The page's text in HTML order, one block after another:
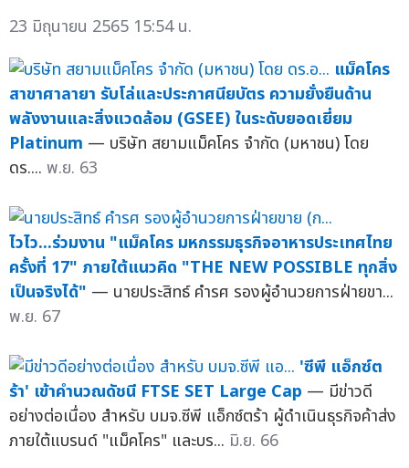
23 มิถุนายน 2565 15:54 น.
แม็คโคร
สาขาศาลายา รับโล่และประกาศนียบัตร ความยั่งยืนด้าน
พลังงานและสิ่งแวดล้อม (GSEE) ในระดับยอดเยี่ยม
Platinum — บริษัท สยามแม็คโคร จำกัด (มหาชน) โดย
ดร.... พ.ย. 63
ไวไว...ร่วมงาน "แม็คโคร มหกรรมธุรกิจอาหารประเทศไทย
ครั้งที่ 17" ภายใต้แนวคิด "THE NEW POSSIBLE ทุกสิ่ง
เป็นจริงได้" — นายประสิทธ์ คำรศ รองผู้อำนวยการฝ่ายขา...
พ.ย. 67
'ซีพี แอ็กซ์ต
ร้า' เข้าคำนวณดัชนี FTSE SET Large Cap — มีข่าวดี
อย่างต่อเนื่อง สำหรับ บมจ.ซีพี แอ็กซ์ตร้า ผู้ดำเนินธุรกิจค้าส่ง
ภายใต้แบรนด์ "แม็คโคร" และบร... มิ.ย. 66